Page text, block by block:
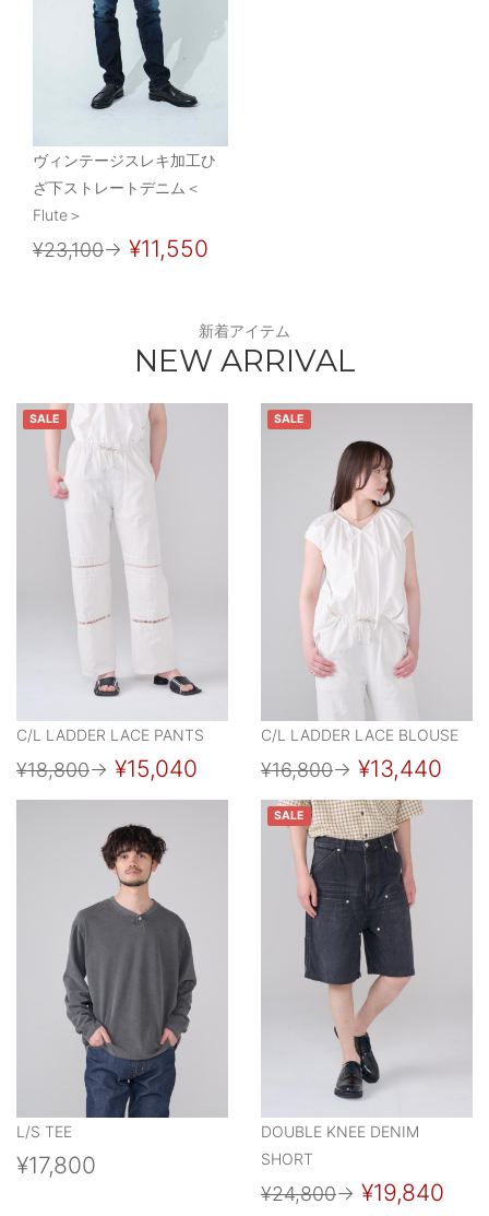
ヴィンテージスレキ加工ひ
ざ下ストレートデニム＜
Flute＞
¥23,100→ ¥11,550
新着アイテム
NEW ARRIVAL
SALE
C/L LADDER LACE PANTS
¥18,800→ ¥15,040
SALE
C/L LADDER LACE BLOUSE
¥16,800→ ¥13,440
L/S TEE
¥17,800
SALE
DOUBLE KNEE DENIM
SHORT
¥24,800→ ¥19,840